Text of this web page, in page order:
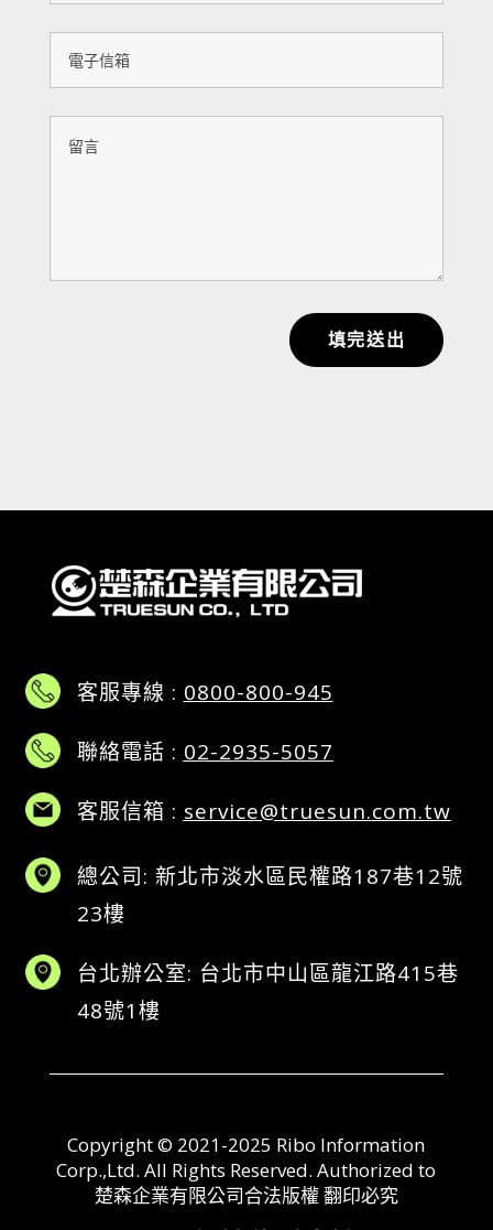
填完送出
客服專線 : 0800-800-945
聯絡電話 : 02-2935-5057
客服信箱 : service@truesun.com.tw
總公司: 新北市淡水區民權路187巷12號
23樓
台北辦公室: 台北市中山區龍江路415巷
48號1樓
Copyright © 2021-2025 Ribo Information
Corp.,Ltd. All Rights Reserved. Authorized to
楚森企業有限公司合法版權 翻印必究